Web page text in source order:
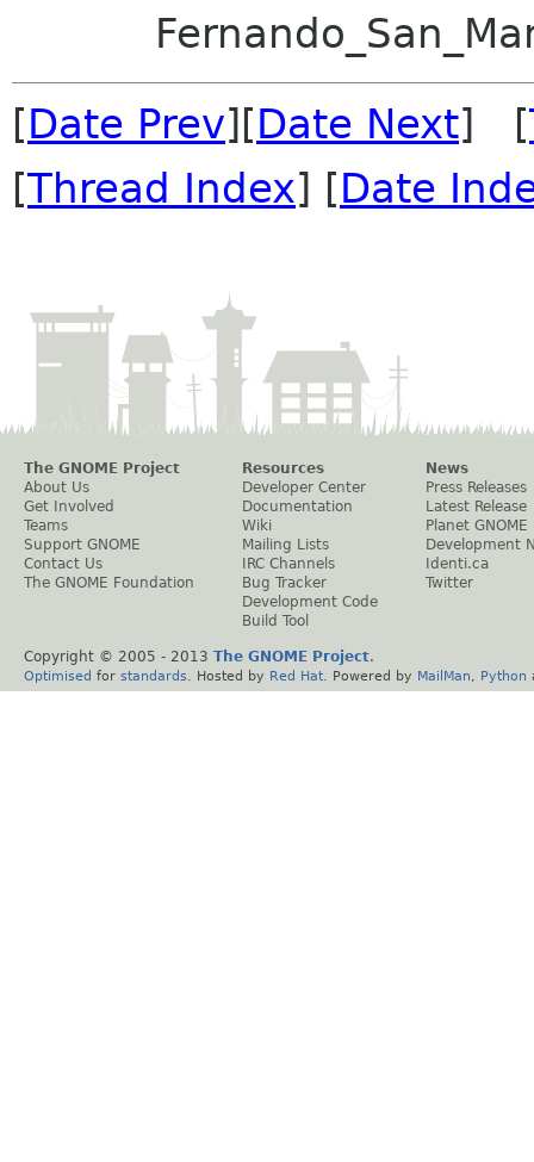
[Date Prev][Date Next] [
[Thread Index] [Date
The GNOME Project
About Us
Get Involved
Teams
Support GNOME
Contact Us
The GNOME Foundation
Resources
Developer Center
Documentation
Wiki
Mailing Lists
IRC Channels
Bug Tracker
Development Code
Build Tool
News
Press Releases
Latest Release
Planet GNOME
Development
Identi.ca
Twitter
Copyright © 2005 - 2013 The GNOME Project.
Optimised for standards . Hosted by Red Hat . Powered by MailMan Python